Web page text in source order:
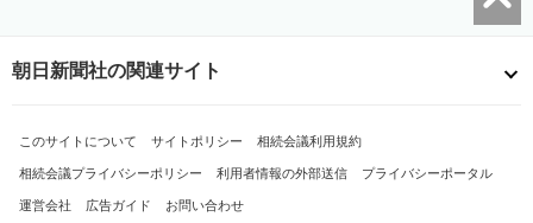
朝日新聞社の関連サイト
このサイトについて サイトポリシー 相続会議利用規約
相続会議プライバシーポリシー 利用者情報の外部送信 プライバシーポータル
運営会社 広告ガイド お問い合わせ